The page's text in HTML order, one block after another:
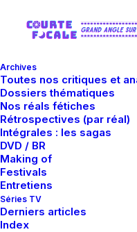
Archives
Toutes nos critiques et
Dossiers thématiques
Nos réals fétiches
Rétrospectives (par réal)
Intégrales : les sagas
DVD / BR
Making of
Festivals
Entretiens
Séries TV
Derniers articles
Index
Mike